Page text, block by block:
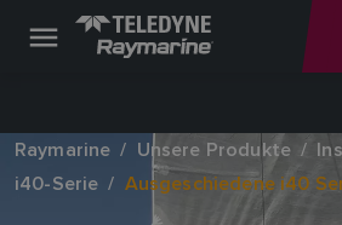
Raymarine Unsere Produkte
i40-Serie
Ausgeschiedene i40